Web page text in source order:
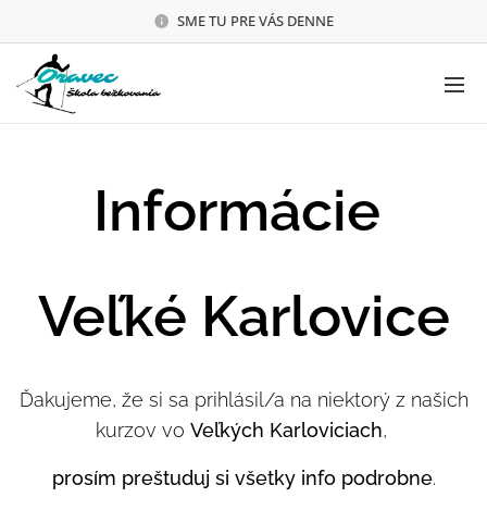
SME TU PRE VÁS DENNE
Informácie
Veľké Karlovice
Ďakujeme, že si sa prihlásil/a na niektorý z našich
kurzov vo Veľkých Karloviciach,
prosím preštuduj si všetky info podrobne.